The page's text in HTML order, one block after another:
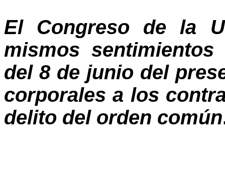
El Congreso de la
mismos
del 8 de junio del
corporales a los
delito del orden común